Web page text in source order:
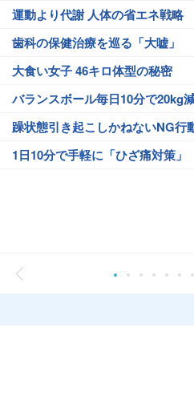
運動より代謝 人体の省エネ戦略
歯科の保健治療を巡る「大嘘」
大食い女子 46キロ体型の秘密
バランスボール毎日10分で20kg
躁状態引き起こしかねないNG行
1日10分で手軽に「ひざ痛対策」